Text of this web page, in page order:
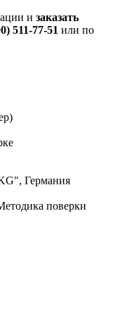
и заказать
511-77-51 или по
Германия
поверки